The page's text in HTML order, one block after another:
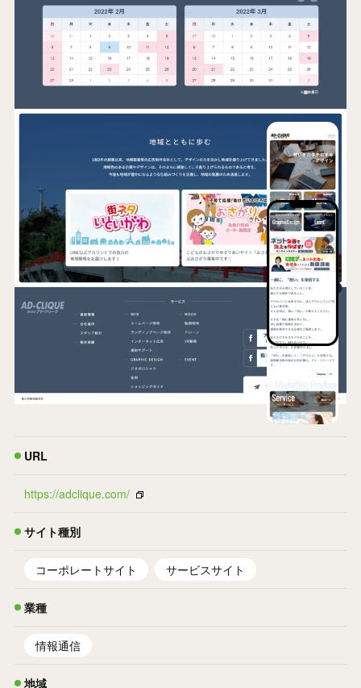
URL
https://adclique.com/
サイト種別
コーポレートサイト サービスサイト
業種
情報通信
地域